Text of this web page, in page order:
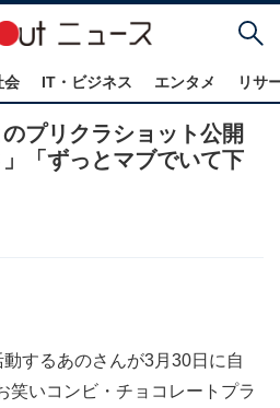
会 IT・ビジネス エンタメ リサ
プリクラショット公開
「ずっとマブでいて下
するあのさんが3月30日に自
笑いコンビ・チョコレートプラ